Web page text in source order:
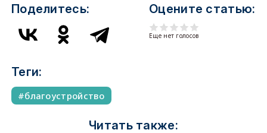
Поделитесь: Оцените статью:
Еще нет голосов
Теги:
благоустройство
Читать также: